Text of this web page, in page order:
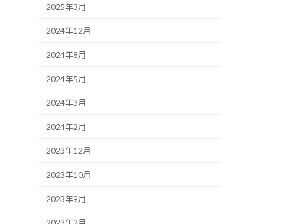
2025年3月
2024年12月
2024年8月
2024年5月
2024年3月
2024年2月
2023年12月
2023年10月
2023年9月